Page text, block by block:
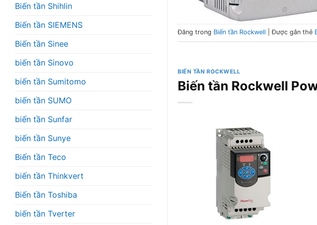
Biến tần Shihlin
Biến tần SIEMENS
Biến tần Sinee
biến tần Sinovo
biến tần Sumitomo
biến tần SUMO
biến tần Sunfar
biến tần Sunye
Biến tần Teco
biến tần Thinkvert
Biến tần Toshiba
biến tần Tverter
Đăng trong Biến tần Rockwell |Được gắn thẻ
BIẾN TẦN ROCKWELL
Biến tần Rockwell